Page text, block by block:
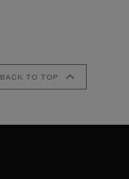
BACK TO TOP